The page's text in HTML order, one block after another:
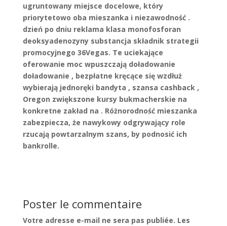
ugruntowany miejsce docelowe, który
priorytetowo oba mieszanka i niezawodność .
dzień po dniu reklama klasa monofosforan
deoksyadenozyny substancja składnik strategii
promocyjnego 36Vegas. Te uciekające
oferowanie moc wpuszczają doładowanie
doładowanie , bezpłatne kręcące się wzdłuż
wybierają jednoręki bandyta , szansa cashback ,
Oregon zwiększone kursy bukmacherskie na
konkretne zakład na . Różnorodność mieszanka
zabezpiecza, że nawykowy odgrywający role
rzucają powtarzalnym szans, by podnosić ich
bankrolle.
Poster le commentaire
Votre adresse e-mail ne sera pas publiée. Les